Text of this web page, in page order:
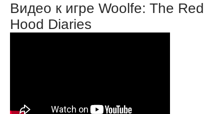
Видео к игре Woolfe: The Red
Hood Diaries